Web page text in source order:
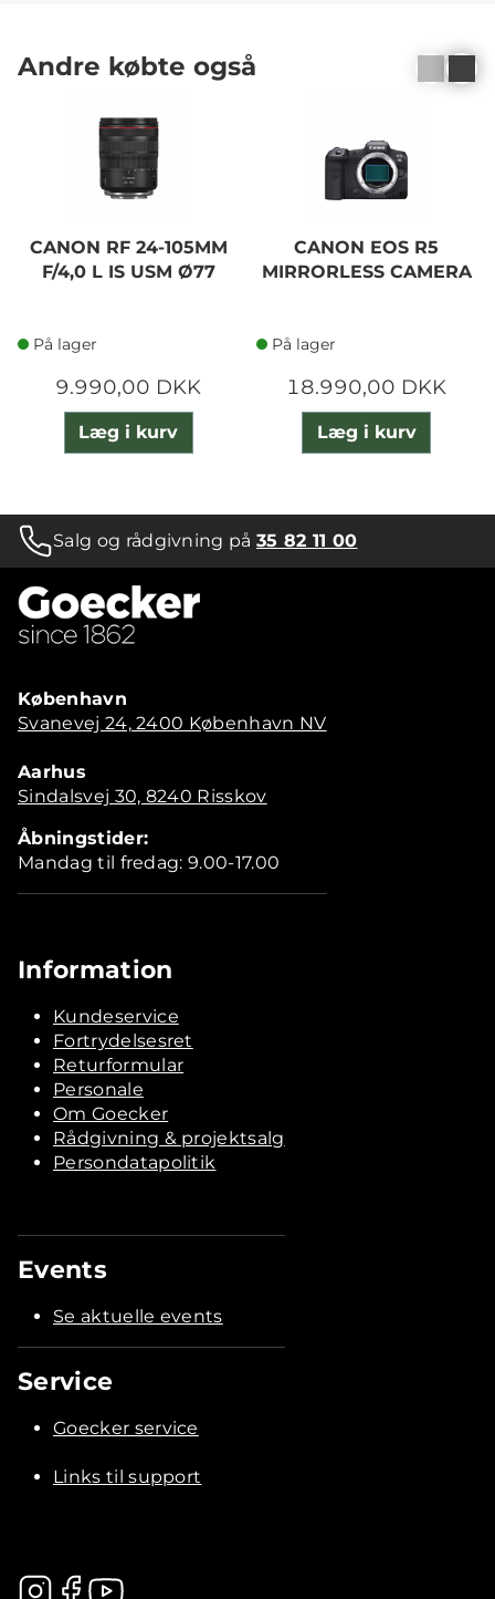
Andre købte også
CANON RF 24-105MM
F/4,0 L IS USM Ø77
På lager
9.990,00 DKK
Læg i kurv
CANON EOS R5
MIRRORLESS CAMERA
På lager
18.990,00 DKK
Læg i kurv
Salg og rådgivning på35 82 11 00
København
Svanevej 24, 2400 København NV
Aarhus
Sindalsvej 30, 8240 Risskov
Åbningstider:
Mandag til fredag: 9.00-17.00
Information
Kundeservice
Fortrydelsesret
Returformular
Personale
Om Goecker
Rådgivning & projektsalg
Persondatapolitik
Events
Se aktuelle events
Service
Goecker service
Links til support